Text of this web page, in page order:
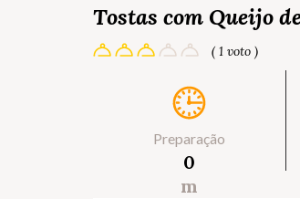
Tostas com Queijo
( 1 voto )
Preparação
0
m